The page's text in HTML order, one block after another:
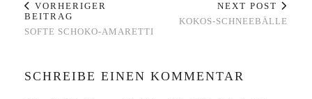
VORHERIGER
BEITRAG
SOFTE SCHOKO-AMARETTI
NEXT POST
KOKOS-SCHNEEBÄLLE
SCHREIBE EINEN KOMMENTAR